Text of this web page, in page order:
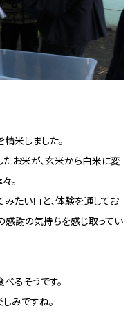
米しました。
お米が、玄米から白米に変
。
たい！」と、体験を通してお
感謝の気持ちを感じ取ってい
るそうです。
みですね。